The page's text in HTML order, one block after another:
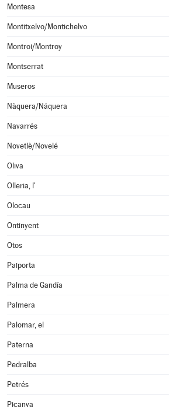
Montesa
Montitxelvo/Montichelvo
Montroi/Montroy
Montserrat
Museros
Nàquera/Náquera
Navarrés
Novetlè/Novelé
Oliva
Olleria, l'
Olocau
Ontinyent
Otos
Paiporta
Palma de Gandía
Palmera
Palomar, el
Paterna
Pedralba
Petrés
Picanya